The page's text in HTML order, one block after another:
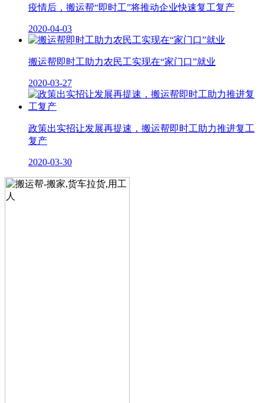
疫情后，搬运帮“即时工”将推动企业快速复工复产
2020-04-03
搬运帮即时工助力农民工实现在“家门口”就业
2020-03-27
政策出实招让发展再提速，搬运帮即时工助力推进复工
复产
2020-03-30